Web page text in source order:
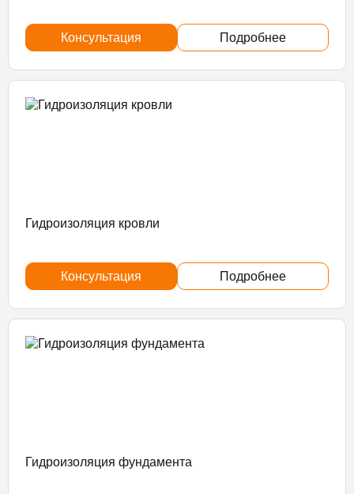
Консультация Подробнее
Гидроизоляция кровли
Консультация Подробнее
Гидроизоляция фундамента